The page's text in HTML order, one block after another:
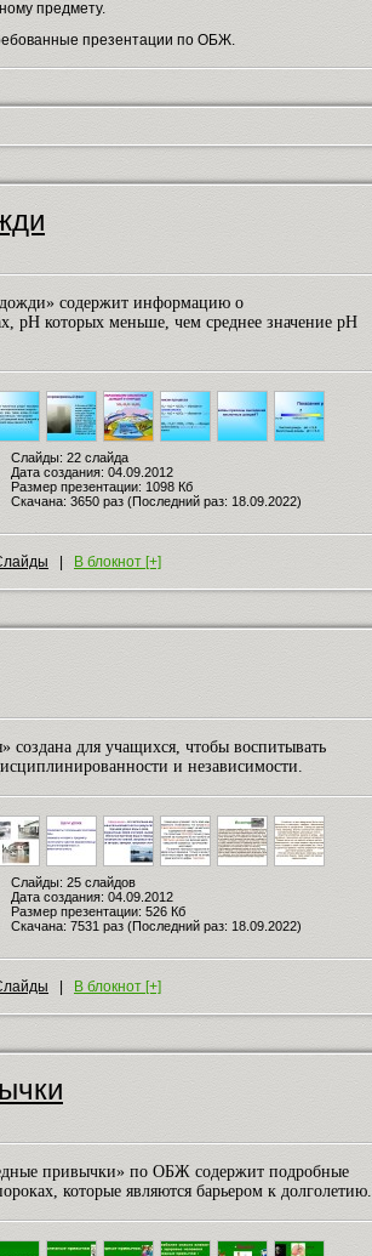
предмету.
презентации по ОБЖ.
содержит информацию о
рН которых меньше, чем среднее значение рН
Слайды: 22 слайда
Дата создания: 04.09.2012
Размер презентации: 1098 Кб
Скачана: 3650 раз (Последний раз: 18.09.2022)
В блокнот [+]
создана для учащихся, чтобы воспитывать
и независимости.
Слайды: 25 слайдов
Дата создания: 04.09.2012
Размер презентации: 526 Кб
Скачана: 7531 раз (Последний раз: 18.09.2022)
В блокнот [+]
привычки» по ОБЖ содержит подробные
которые являются барьером к долголетию.